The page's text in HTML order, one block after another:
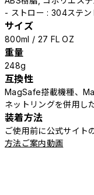
- ストロー : 304ステ
サイズ
800ml / 27 FL OZ
重量
248g
互換性
MagSafe搭載機種、
ネットリングを併用し
装着方法
ご使用前に公式サイト
方法ご案内動画